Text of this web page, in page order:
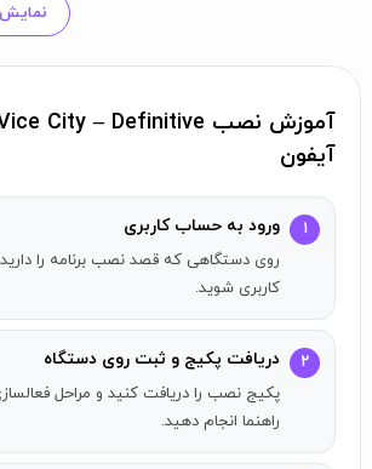
برای تجربه‌ی هیجان‌انگیزترین
آیفون
۱ ورود به حساب کاربری
روی دستگاهی که قصد نصب برنامه را
کاربری شوید.
۲ دریافت پکیج و ثبت روی دستگاه
پکیج نصب را دریافت کنید و مراحل
راهنما انجام دهید.